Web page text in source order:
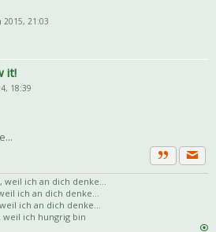
2015, 21:03
it!
18:39
Zitat
ich an dich denke...
ich an dich denke...
ich an dich denke...
weil ich hungrig bin